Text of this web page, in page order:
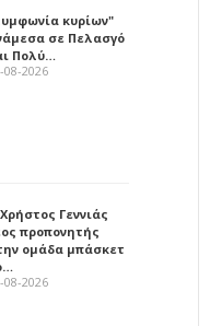
κυρίων"
σε Πελασγό
Πολύ…
08-2026
Γεννιάς
προπονητής
ομάδα μπάσκετ
08-2026